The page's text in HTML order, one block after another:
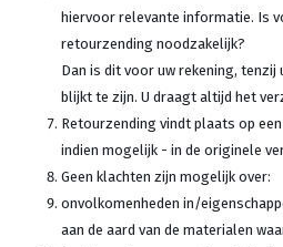
hiervoor relevante informatie. Is
retourzending noodzakelijk?
Dan is dit voor uw rekening,
blijkt te zijn. U draagt altijd het
Retourzending vindt plaats op
indien mogelijk - in de originele
Geen klachten zijn mogelijk over:
onvolkomenheden in/
aan de aard van de materialen